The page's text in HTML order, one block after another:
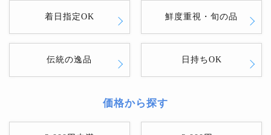
着日指定OK 鮮度重視・旬の品
伝統の逸品 日持ちOK
価格から探す